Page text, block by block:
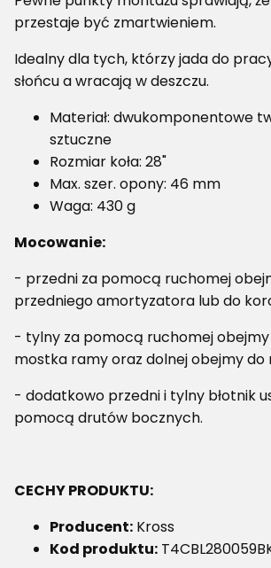
przestaje być zmartwieniem.
Idealny dla tych, którzy jada do
słońcu a wracają w deszczu.
Materiał: dwukomponentowe
sztuczne
Rozmiar koła: 28"
Max. szer. opony: 46 mm
Waga: 430 g
Mocowanie:
- przedni za pomocą ruchomej
przedniego amortyzatora lub do
- tylny za pomocą ruchomej
mostka ramy oraz dolnej obejmy do
- dodatkowo przedni i tylny błotnik
pomocą drutów bocznych.
CECHY PRODUKTU:
Producent: Kross
Kod produktu: